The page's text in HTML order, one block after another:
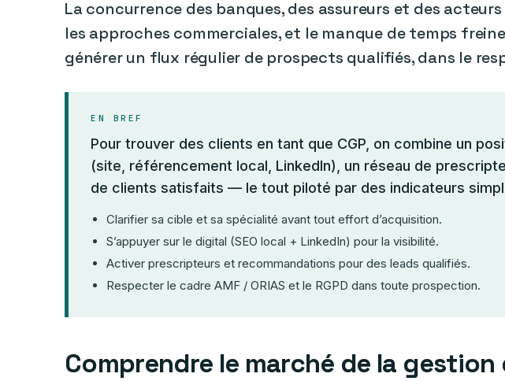
La concurrence des banques, des assureurs et des
les approches commerciales, et le manque de temps
générer un flux régulier de prospects qualifiés, dans le
EN BREF
Pour trouver des clients en tant que CGP, on combine un
(site, référencement local, LinkedIn), un réseau de
de clients satisfaits — le tout piloté par des indicateurs
Clarifier sa cible et sa spécialité avant tout effort d’acquisition.
S’appuyer sur le digital (SEO local + LinkedIn) pour la visibilité.
Activer prescripteurs et recommandations pour des leads qualifiés.
Respecter le cadre AMF / ORIAS et le RGPD dans toute prospection.
Comprendre le marché de la